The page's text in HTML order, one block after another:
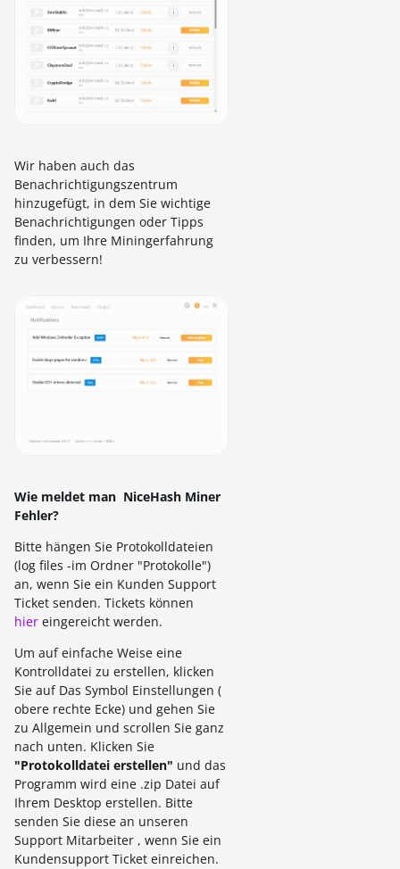
Wir haben auch das
Benachrichtigungszentrum
hinzugefügt, in dem Sie wichtige
Benachrichtigungen oder Tipps
finden, um Ihre Miningerfahrung
zu verbessern!
Wie meldet man NiceHash Miner
Fehler?
Bitte hängen Sie Protokolldateien
(log files -im Ordner "Protokolle")
an, wenn Sie ein Kunden Support
Ticket senden. Tickets können
hier eingereicht werden.
Um auf einfache Weise eine
Kontrolldatei zu erstellen, klicken
Sie auf Das Symbol Einstellungen (
obere rechte Ecke) und gehen Sie
zu Allgemein und scrollen Sie ganz
nach unten. Klicken Sie
"Protokolldatei erstellen" und das
Programm wird eine .zip Datei auf
Ihrem Desktop erstellen. Bitte
senden Sie diese an unseren
Support Mitarbeiter , wenn Sie ein
Kundensupport Ticket einreichen.